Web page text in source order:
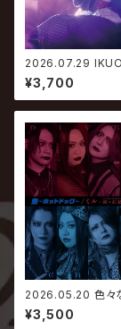
2026.07.29
N' DAZE【通常盤】
¥3,700
2026.05.20 色々
魚〜ホットドッグ〜
紅冠鳥〜【初回限定
¥3,500